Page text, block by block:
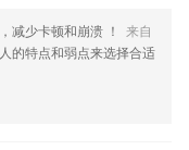
减少卡顿和崩溃 ！
来自
的特点和弱点来选择合适